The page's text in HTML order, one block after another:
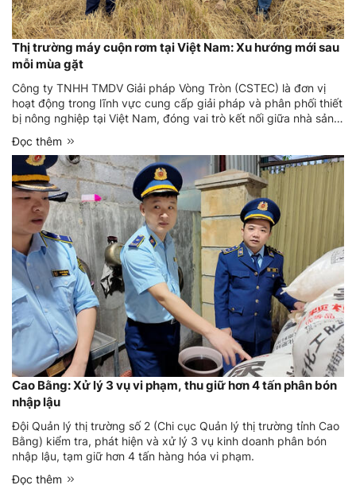
Thị trường máy cuộn rơm tại Việt Nam: Xu hướng mới sau
mỗi mùa gặt
Công ty TNHH TMDV Giải pháp Vòng Tròn (CSTEC) là đơn vị
hoạt động trong lĩnh vực cung cấp giải pháp và phân phối thiết
bị nông nghiệp tại Việt Nam, đóng vai trò kết nối giữa nhà sản
Đọc thêm
Cao Bằng: Xử lý 3 vụ vi phạm, thu giữ hơn 4 tấn phân bón
nhập lậu
Đội Quản lý thị trường số 2 (Chi cục Quản lý thị trường tỉnh Cao
Bằng) kiểm tra, phát hiện và xử lý 3 vụ kinh doanh phân bón
nhập lậu, tạm giữ hơn 4 tấn hàng hóa vi phạm.
Đọc thêm